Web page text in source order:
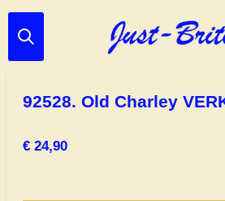
Ga
direct
92528. Old Charley
€ 24,90